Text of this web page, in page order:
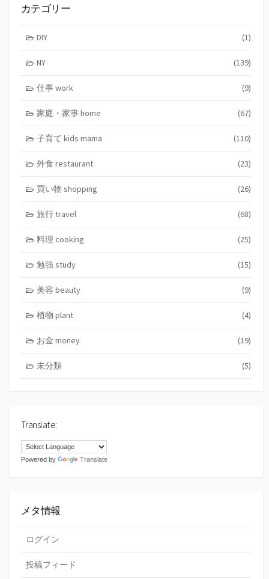
カテゴリー
DIY (1)
NY (139)
仕事 work (9)
家庭・家事 home (67)
子育て kids mama (110)
外食 restaurant (23)
買い物 shopping (26)
旅行 travel (68)
料理 cooking (25)
勉強 study (15)
美容 beauty (9)
植物 plant (4)
お金 money (19)
未分類 (5)
Translate:
Powered by Translate
メタ情報
ログイン
投稿フィード